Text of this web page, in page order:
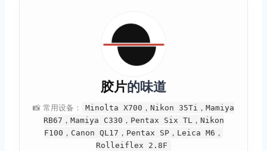
胶片的味道
📸 常用设备：
Minolta X700，Nikon 35Ti，Mamiya
RB67，Mamiya C330，Pentax Six TL，Nikon
F100，Canon QL17，Pentax SP，Leica M6，
Rolleiflex 2.8F